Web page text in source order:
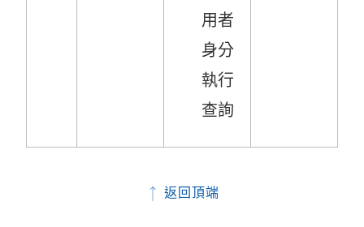
用者
身分
執行
查詢
返回頂端